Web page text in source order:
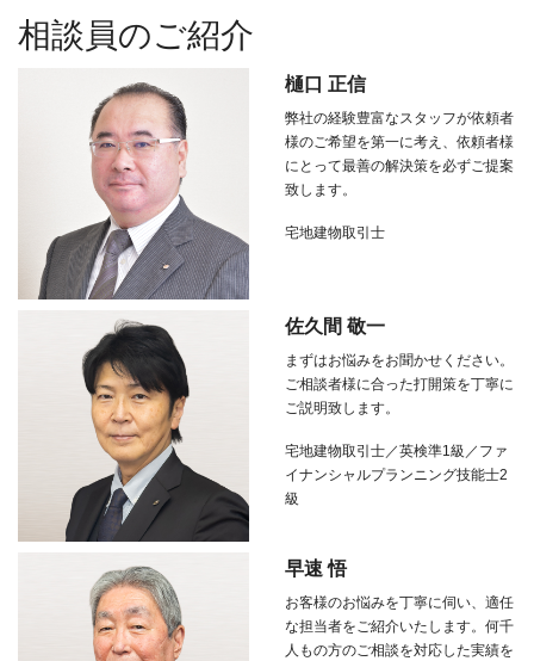
相談員のご紹介
樋口 正信
弊社の経験豊富なスタッフが依頼者
様のご希望を第一に考え、依頼者様
にとって最善の解決策を必ずご提案
致します。
宅地建物取引士
佐久間 敬一
まずはお悩みをお聞かせください。
ご相談者様に合った打開策を丁寧に
ご説明致します。
宅地建物取引士／英検準1級／ファ
イナンシャルプランニング技能士2
級
早速 悟
お客様のお悩みを丁寧に伺い、適任
な担当者をご紹介いたします。何千
人もの方のご相談を対応した実績を